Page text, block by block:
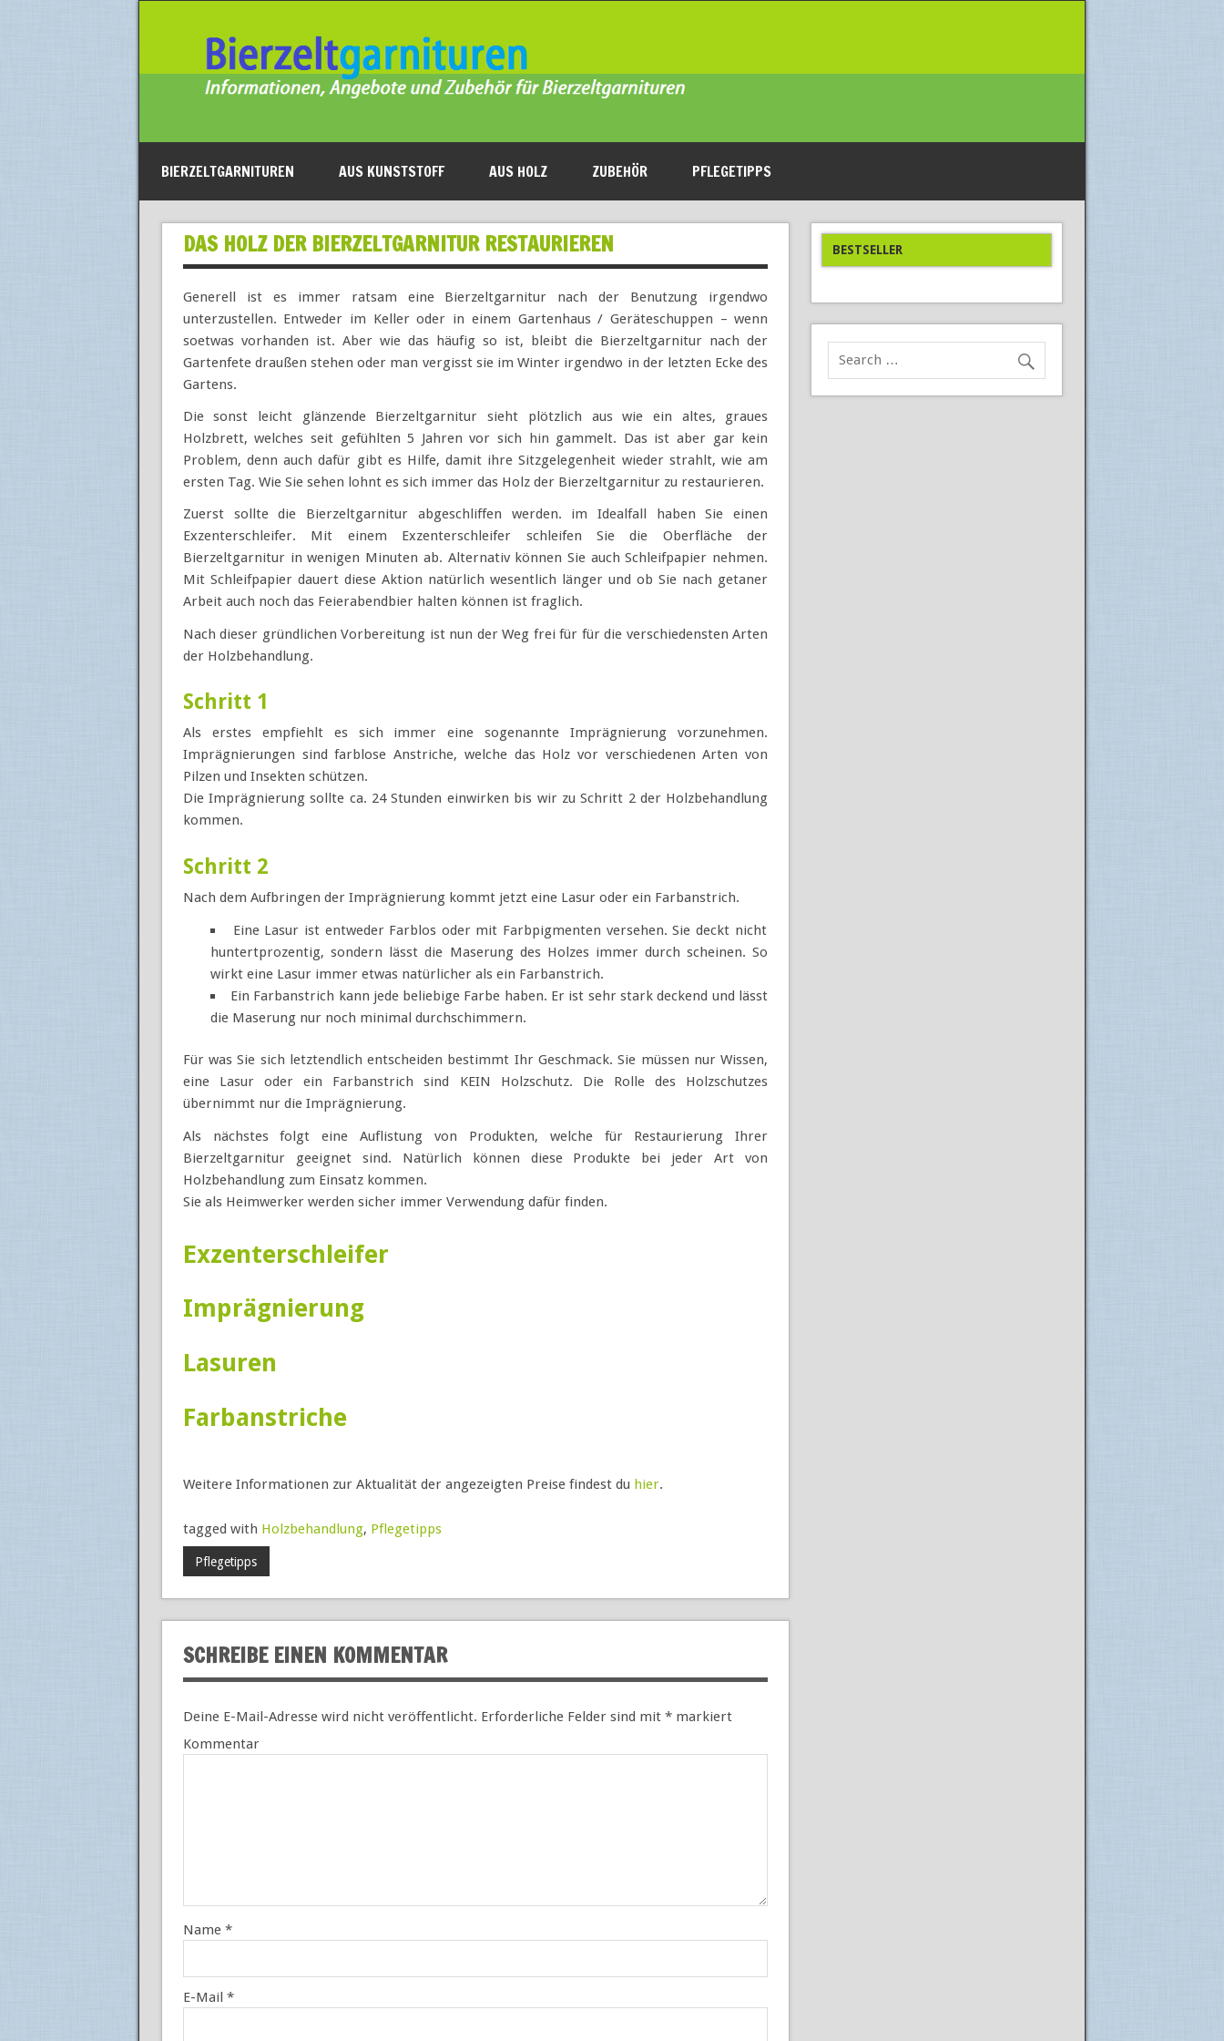
BIERZELTGARNITUREN AUS KUNSTSTOFF AUS HOLZ ZUBEHÖR PFLEGETIPPS
DAS HOLZ DER BIERZELTGARNITUR RESTAURIEREN
Generell ist es immer ratsam eine Bierzeltgarnitur nach der Benutzung irgendwo
unterzustellen. Entweder im Keller oder in einem Gartenhaus / Geräteschuppen – wenn
soetwas vorhanden ist. Aber wie das häufig so ist, bleibt die Bierzeltgarnitur nach der
Gartenfete draußen stehen oder man vergisst sie im Winter irgendwo in der letzten Ecke des
Gartens.
Die sonst leicht glänzende Bierzeltgarnitur sieht plötzlich aus wie ein altes, graues
Holzbrett, welches seit gefühlten 5 Jahren vor sich hin gammelt. Das ist aber gar kein
Problem, denn auch dafür gibt es Hilfe, damit ihre Sitzgelegenheit wieder strahlt, wie am
ersten Tag. Wie Sie sehen lohnt es sich immer das Holz der Bierzeltgarnitur zu restaurieren.
Zuerst sollte die Bierzeltgarnitur abgeschliffen werden. im Idealfall haben Sie einen
Exzenterschleifer. Mit einem Exzenterschleifer schleifen Sie die Oberfläche der
Bierzeltgarnitur in wenigen Minuten ab. Alternativ können Sie auch Schleifpapier nehmen.
Mit Schleifpapier dauert diese Aktion natürlich wesentlich länger und ob Sie nach getaner
Arbeit auch noch das Feierabendbier halten können ist fraglich.
Nach dieser gründlichen Vorbereitung ist nun der Weg frei für für die verschiedensten Arten
der Holzbehandlung.
Schritt 1
Als erstes empfiehlt es sich immer eine sogenannte Imprägnierung vorzunehmen.
Imprägnierungen sind farblose Anstriche, welche das Holz vor verschiedenen Arten von
Pilzen und Insekten schützen.
Die Imprägnierung sollte ca. 24 Stunden einwirken bis wir zu Schritt 2 der Holzbehandlung
kommen.
Schritt 2
Nach dem Aufbringen der Imprägnierung kommt jetzt eine Lasur oder ein Farbanstrich.
Eine Lasur ist entweder Farblos oder mit Farbpigmenten versehen. Sie deckt nicht
huntertprozentig, sondern lässt die Maserung des Holzes immer durch scheinen. So
wirkt eine Lasur immer etwas natürlicher als ein Farbanstrich.
Ein Farbanstrich kann jede beliebige Farbe haben. Er ist sehr stark deckend und lässt
die Maserung nur noch minimal durchschimmern.
Für was Sie sich letztendlich entscheiden bestimmt Ihr Geschmack. Sie müssen nur Wissen,
eine Lasur oder ein Farbanstrich sind KEIN Holzschutz. Die Rolle des Holzschutzes
übernimmt nur die Imprägnierung.
Als nächstes folgt eine Auflistung von Produkten, welche für Restaurierung Ihrer
Bierzeltgarnitur geeignet sind. Natürlich können diese Produkte bei jeder Art von
Holzbehandlung zum Einsatz kommen.
Sie als Heimwerker werden sicher immer Verwendung dafür finden.
Exzenterschleifer
Imprägnierung
Lasuren
Farbanstriche
Weitere Informationen zur Aktualität der angezeigten Preise findest du hier.
tagged with Holzbehandlung, Pflegetipps
Pflegetipps
SCHREIBE EINEN KOMMENTAR
Deine E-Mail-Adresse wird nicht veröffentlicht. Erforderliche Felder sind mit *markiert
Kommentar
Name *
E-Mail *
BESTSELLER